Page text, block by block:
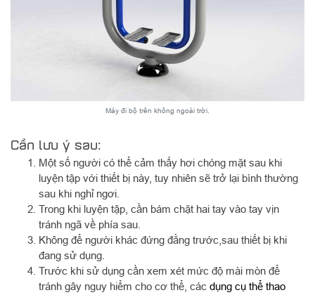
Máy đi bộ trên không ngoài trời.
Cần lưu ý sau:
Một số người có thể cảm thấy hơi chóng mặt sau khi
luyện tập với thiết bị này, tuy nhiên sẽ trở lại bình thường
sau khi nghỉ ngơi.
Trong khi luyện tập, cần bám chặt hai tay vào tay vịn
tránh ngã về phía sau.
Không để người khác đứng đằng trước,sau thiết bị khi
đang sử dụng.
Trước khi sử dụng cần xem xét mức độ mài mòn để
tránh gây nguy hiểm cho cơ thể, các dụng cụ thể thao